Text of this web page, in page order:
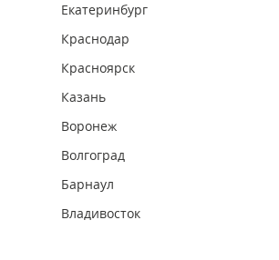
Екатеринбург
Краснодар
Красноярск
Казань
Воронеж
Волгоград
Барнаул
Владивосток